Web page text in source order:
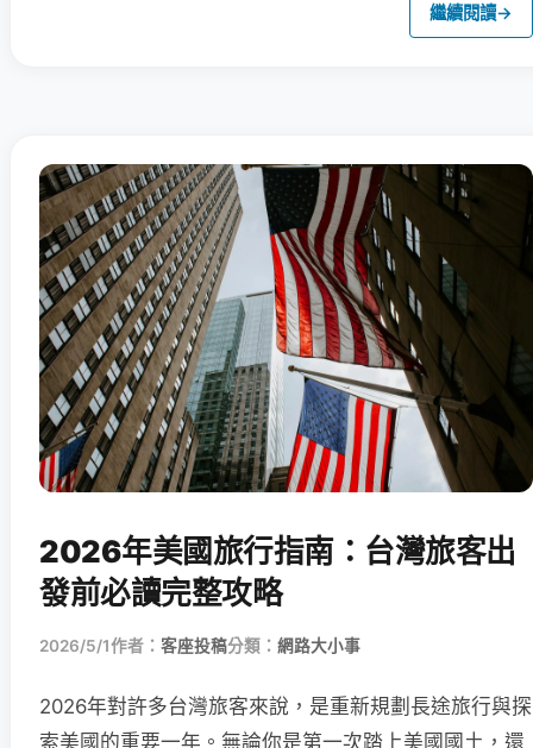
繼續閱讀→
2026年美國旅行指南：台灣旅客出
發前必讀完整攻略
2026/5/1作者： 客座投稿分類： 網路大小事
2026年對許多台灣旅客來說，是重新規劃長途旅行與探
索美國的重要一年。無論你是第一次踏上美國國土，還